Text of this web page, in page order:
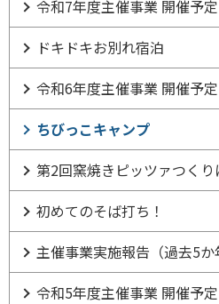
令和7年度主催事業 開催予
ドキドキお別れ宿泊
令和6年度主催事業 開催予
ちびっこキャンプ
第2回窯焼きピッツァつくり
初めてのそば打ち！
主催事業実施報告（過去5か
令和5年度主催事業 開催予